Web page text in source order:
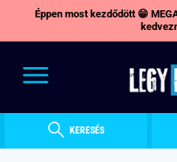
Éppen most kezdődött 😁
KERESÉS